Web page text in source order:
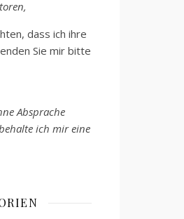
dass ich ihre
Sie mir bitte
Absprache
ich mir eine